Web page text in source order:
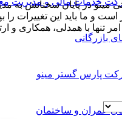
بازرگانی
پارس گستر مینو
عمران و ساختمان
مینو در پایان سخنانش به
و ما باید این تغییرات را
تنها با همدلی، همکاری و